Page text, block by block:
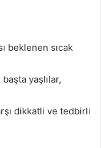
beklenen sıcak
yaşlılar,
dikkatli ve tedbirli